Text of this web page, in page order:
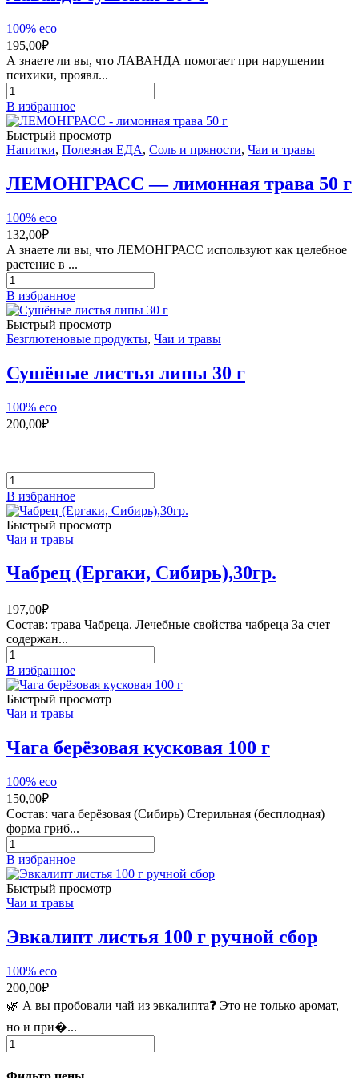
100% eco
195,00₽
А знаете ли вы, что ЛАВАНДА помогает при нарушении
психики, проявл...
Количество
товара
Лаванда
сушёная
100
В избранное
Быстрый просмотр
Напитки, Полезная ЕДА, Соль и пряности, Чаи и травы
ЛЕМОНГРАСС — лимонная трава 50 г
100% eco
132,00₽
А знаете ли вы, что ЛЕМОНГРАСС используют как целебное
растение в ...
Количество
товара
ЛЕМОНГРАСС
-
лимонная
50
г
В избранное
Быстрый просмотр
Безглютеновые продукты, Чаи и травы
Сушёные листья липы 30 г
100% eco
200,00₽
Количество
товара
Сушёные
листья
липы
г
В избранное
Быстрый просмотр
Чаи и травы
Чабрец (Ергаки, Сибирь),30гр.
197,00₽
Состав: трава Чабреца. Лечебные свойства чабреца За счет
содержан...
Количество
товара
Чабрец
(Ергаки,
Сибирь),30гр.
В избранное
Быстрый просмотр
Чаи и травы
Чага берёзовая кусковая 100 г
100% eco
150,00₽
Состав: чага берёзовая (Сибирь) Стерильная (бесплодная)
форма гриб...
Количество
товара
Чага
берёзовая
кусковая
г
В избранное
Быстрый просмотр
Чаи и травы
Эвкалипт листья 100 г ручной сбор
100% eco
200,00₽
🌿 А вы пробовали чай из эвкалипта❓ Это не только аромат,
но и при�...
Количество
товара
Эвкалипт